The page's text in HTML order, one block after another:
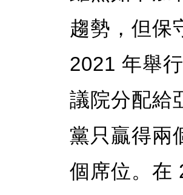
趨勢，但保
2021 年舉
議院分配給
黨只贏得兩
個席位。在